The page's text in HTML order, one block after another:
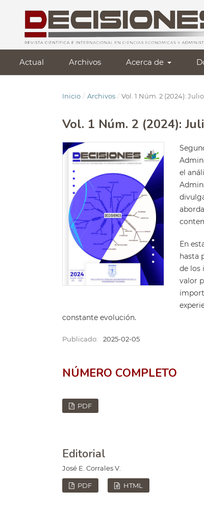
Actual Archivos Acerca de
Inicio / Archivos / Vol. 1 Núm. 2 (2024):
Vol. 1 Núm. 2 (2024):
el
En
hasta
de los
valor
constante evolución.
Publicado: 2025-02-05
NÚMERO COMPLETO
PDF
Editorial
José E. Corrales V.
PDF HTML